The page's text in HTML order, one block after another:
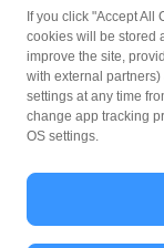
勧誘方針
マネロン等基本方針
カスタマーハラスメント
If you click "Accept
cookies will be stored
improve the site,
with external partners)
settings at any time
change app tracking
OS settings.